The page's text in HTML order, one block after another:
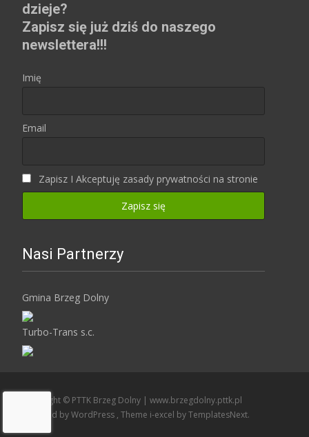
dzieje?
Zapisz się już dziś do naszego
newslettera!!!
Imię
Email
Zapisz I Akceptuję zasady prywatności na stronie
Nasi Partnerzy
Gmina Brzeg Dolny
Turbo-Trans s.c.
Copyright © PTTK Brzeg Dolny | www.brzegdolny.pttk.pl
Powered by WordPress , Theme i-excel by TemplatesNext.